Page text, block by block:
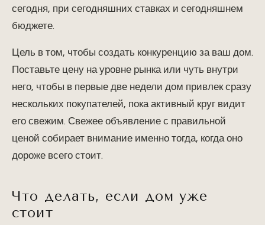
сегодня, при сегодняшних ставках и сегодняшнем
бюджете.
Цель в том, чтобы создать конкуренцию за ваш дом.
Поставьте цену на уровне рынка или чуть внутри
него, чтобы в первые две недели дом привлек сразу
нескольких покупателей, пока активный круг видит
его свежим. Свежее объявление с правильной
ценой собирает внимание именно тогда, когда оно
дороже всего стоит.
Что делать, если дом уже
стоит